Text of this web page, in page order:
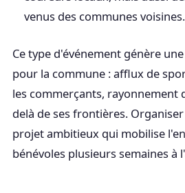
venus des communes voisines.
Ce type d'événement génère
pour la commune : afflux de
les commerçants, rayonnement
delà de ses frontières.
projet ambitieux qui mobilise
bénévoles plusieurs semaines à